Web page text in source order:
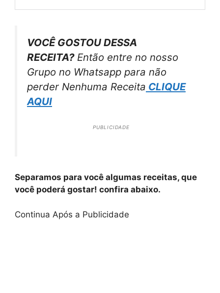
VOCÊ GOSTOU DESSA
RECEITA?Então entre no nosso
Grupo no Whatsapp para não
perder Nenhuma Receita CLIQUE
AQUI
PUBLICIDADE
Separamos para você algumas receitas, que
você poderá gostar! confira abaixo.
Continua Após a Publicidade